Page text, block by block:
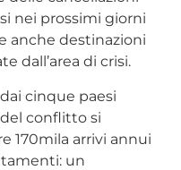
nei prossimi giorni
anche destinazioni
dall’area di crisi.
cinque paesi
conflitto si
170mila arrivi annui
un